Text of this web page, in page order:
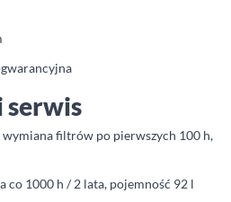
serwis
filtrów po pierwszych 100 h,
co 1000 h / 2 lata, pojemność 92 l